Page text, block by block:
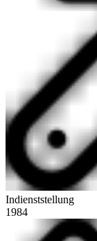
Indienststellung
1984